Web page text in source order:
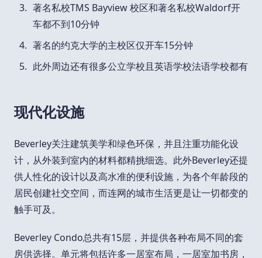
著名私校TMS Bayview 校区和著名私校Waldorf开
车都不到10分钟
著名的约克大学的主校区仅开车15分钟
此外周边还有很多公立学校且英语学校法语学校都有
现代化设施
Beverley关注建筑美学和绿色环保，并且注重功能化设
计，从外装到室内的材料都精挑细选。此外Beverley还提
供人性化的设计以及高水准的便利设施，为各个年龄段的
居民创建社交空间，而连网的城市生活更是让一切都变的
触手可及。
Beverley Condo总共有15层，并提供各种布局不同的套
房供选择。单元将包括许多一居室布局，一居室加书房，